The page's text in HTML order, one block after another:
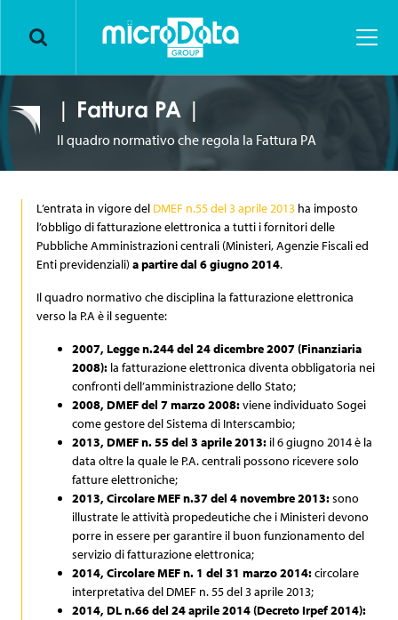
Markets
Insurance
Banking & Finance
Consumer loan
Energy & Utilities
GDO & Retail
Industry & Pharma
Solutions
Business Process Outsourcing
Back office dedicato
Contact Center & Customer Care
Front-end & Back office
Archiviazione digitale in Private Cloud
Conservazione digitale
Archiviazione fisica
e-Fatture b2b
Innovation
Younique by Microdata®
YOUlink by Microdata®
Next Generation by Microdata
Assets
Mission
Certificazioni e riconoscimenti
Microdata Network
Cyber Security & Data protection Strategy
Codice Etico
Human
Digital Academy
Welfare Program
HR Stories
Sponsorship
About us
News
Events
Newspaper
Comunicati stampa
Articoli
Video
Contatti
Lavora con noi
| Fattura PA |
Il quadro normativo che regola la Fattura PA
L’entrata in vigore del DMEF n.55 del 3 aprile 2013 ha imposto
l’obbligo di fatturazione elettronica a tutti i fornitori delle
Pubbliche Amministrazioni centrali (Ministeri, Agenzie Fiscali ed
Enti previdenziali) a partire dal 6 giugno 2014.
Il quadro normativo che disciplina la fatturazione elettronica
verso la P.A è il seguente:
2007, Legge n.244 del 24 dicembre 2007 (Finanziaria
2008): la fatturazione elettronica diventa obbligatoria nei
confronti dell’amministrazione dello Stato;
2008, DMEF del 7 marzo 2008:viene individuato Sogei
come gestore del Sistema di Interscambio;
2013, DMEF n. 55 del 3 aprile 2013: il 6 giugno 2014 è la
data oltre la quale le P.A. centrali possono ricevere solo
fatture elettroniche;
2013, Circolare MEF n.37 del 4 novembre 2013:sono
illustrate le attività propedeutiche che i Ministeri devono
porre in essere per garantire il buon funzionamento del
servizio di fatturazione elettronica;
2014, Circolare MEF n. 1 del 31 marzo 2014:circolare
interpretativa del DMEF n. 55 del 3 aprile 2013;
2014, DL n.66 del 24 aprile 2014 (Decreto Irpef 2014):